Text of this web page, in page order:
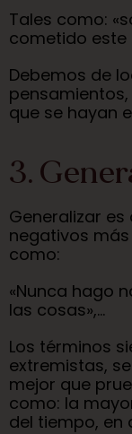
Tales como:
cometido este
Debemos de
que se hayan
3.
Generalizar
negativos
como:
«Nunca hago
las cosas»,…
Los términos
extremistas,
mejor que
como: la
del tiempo, en